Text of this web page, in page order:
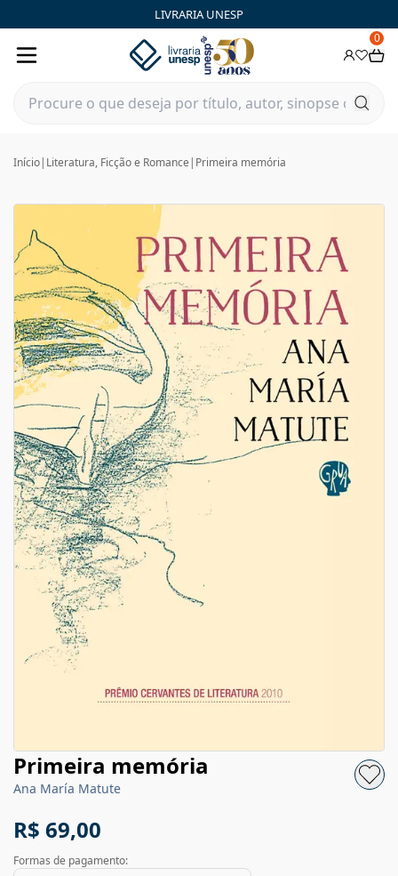
LIVRARIA UNESP
0
Início| Literatura, Ficção e Romance | Primeira memória
Primeira memória
Ana María Matute
R$ 69,00
Formas de pagamento: